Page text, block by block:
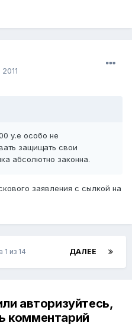
у.е особо не
защищать свои
абсолютно законна.
заявления с сылкой на
ДАЛЕЕ
1 из 14
авторизуйтесь,
комментарий